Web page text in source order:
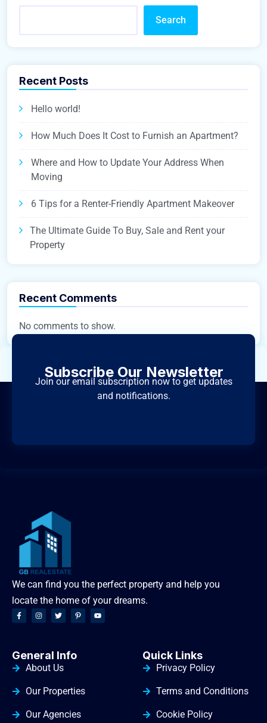
Search
Recent Posts
Hello world!
How Much Does It Cost to Furnish an Apartment?
Where and How to Update Your Address When
Moving
6 Tips for a Renter-Friendly Apartment Makeover
The Ultimate Guide To Buy, Sale and Rent your
Property
Recent Comments
No comments to show.
Subscribe Our Newsletter
Join our email subscription now to get updates
and notifications.
We can find you the perfect property and help you
locate the home of your dreams.
General Info
About Us
Our Properties
Our Agencies
Quick Links
Privacy Policy
Terms and Conditions
Cookie Policy